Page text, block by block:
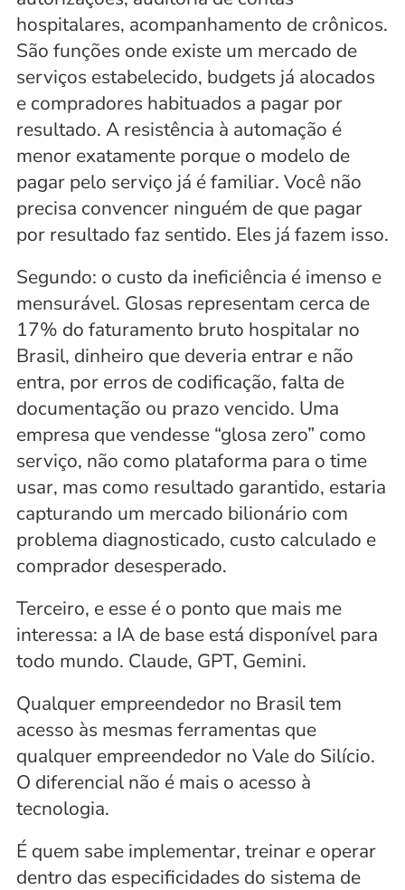
hospitalares, acompanhamento de crônicos.
São funções onde existe um mercado de
serviços estabelecido, budgets já alocados
e compradores habituados a pagar por
resultado. A resistência à automação é
menor exatamente porque o modelo de
pagar pelo serviço já é familiar. Você não
precisa convencer ninguém de que pagar
por resultado faz sentido. Eles já fazem isso.
Segundo: o custo da ineficiência é imenso e
mensurável. Glosas representam cerca de
17% do faturamento bruto hospitalar no
Brasil, dinheiro que deveria entrar e não
entra, por erros de codificação, falta de
documentação ou prazo vencido. Uma
empresa que vendesse “glosa zero” como
serviço, não como plataforma para o time
usar, mas como resultado garantido, estaria
capturando um mercado bilionário com
problema diagnosticado, custo calculado e
comprador desesperado.
Terceiro, e esse é o ponto que mais me
interessa: a IA de base está disponível para
todo mundo. Claude, GPT, Gemini.
Qualquer empreendedor no Brasil tem
acesso às mesmas ferramentas que
qualquer empreendedor no Vale do Silício.
O diferencial não é mais o acesso à
tecnologia.
É quem sabe implementar, treinar e operar
dentro das especificidades do sistema de